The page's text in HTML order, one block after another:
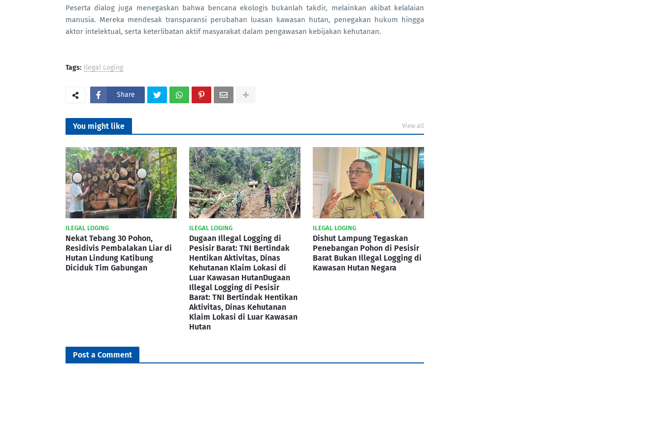
Peserta dialog juga menegaskan bahwa bencana ekologis bukanlah takdir, melainkan akibat kelalaian
manusia. Mereka mendesak transparansi perubahan luasan kawasan hutan, penegakan hukum hingga
aktor intelektual, serta keterlibatan aktif masyarakat dalam pengawasan kebijakan kehutanan.
Tags: Ilegal Loging
Share
You might like View all
ILEGAL LOGING
Nekat Tebang 30 Pohon,
Residivis Pembalakan Liar di
Hutan Lindung Katibung
Diciduk Tim Gabungan
ILEGAL LOGING
Dugaan Illegal Logging di
Pesisir Barat: TNI Bertindak
Hentikan Aktivitas, Dinas
Kehutanan Klaim Lokasi di
Luar Kawasan HutanDugaan
Illegal Logging di Pesisir
Barat: TNI Bertindak Hentikan
Aktivitas, Dinas Kehutanan
Klaim Lokasi di Luar Kawasan
Hutan
ILEGAL LOGING
Dishut Lampung Tegaskan
Penebangan Pohon di Pesisir
Barat Bukan Illegal Logging di
Kawasan Hutan Negara
Post a Comment